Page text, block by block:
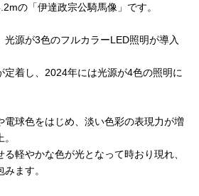
の「伊達政宗公騎馬像」です。
源が3色のフルカラーLED照明が導入
定着し、2024年には光源が4色の照明に
電球色をはじめ、淡い色彩の表現力が増
軽やかな色が光となって時おり現れ、
ます。